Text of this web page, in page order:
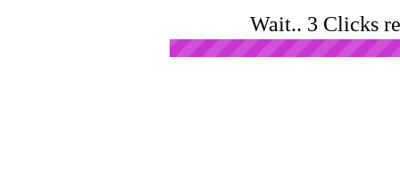
Wait.. 3 Clicks